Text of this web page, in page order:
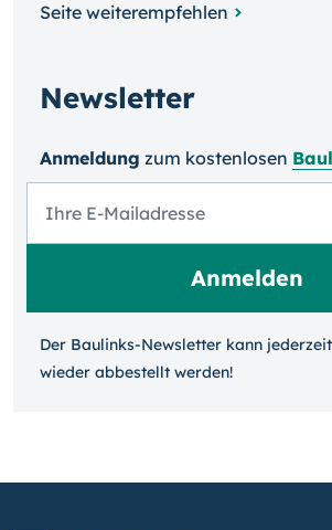
Seite weiterempfehlen
Newsletter
Anmeldung zum kosten­losen
Der Baulinks-Newsletter kann
wieder ab­bestellt werden!